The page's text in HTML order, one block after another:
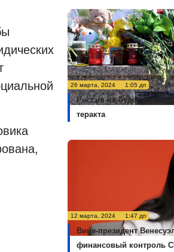
26 марта, 2024 1:05 дп
Россия не будет
теракта
12 марта, 2024 1:47 дп
Вице-президент
финансовый контроль